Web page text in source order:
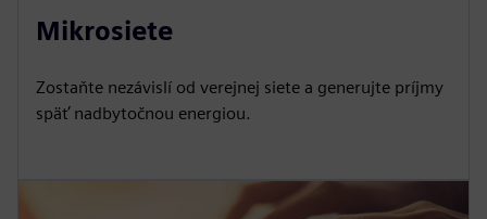
Mikrosiete
Zostaňte nezávislí od verejnej siete a generujte príjmy
späť nadbytočnou energiou.